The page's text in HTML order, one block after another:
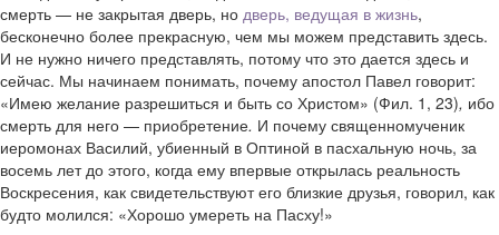
смерть — не закрытая дверь, но дверь, ведущая в жизнь,
бесконечно более прекрасную, чем мы можем представить здесь.
И не нужно ничего представлять, потому что это дается здесь и
сейчас. Мы начинаем понимать, почему апостол Павел говорит:
«Имею желание разрешиться и быть со Христом» (Фил. 1, 23), ибо
смерть для него — приобретение. И почему священномученик
иеромонах Василий, убиенный в Оптиной в пасхальную ночь, за
восемь лет до этого, когда ему впервые открылась реальность
Воскресения, как свидетельствуют его близкие друзья, говорил, как
будто молился: «Хорошо умереть на Пасху!»